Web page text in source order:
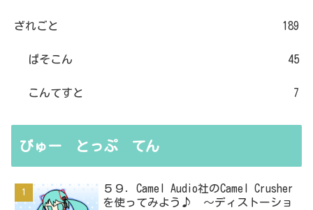
ざれごと 189
ぱそこん 45
こんてすと 7
びゅー とっぷ てん
５９．Camel Audio社のCamel Crusher
を使ってみよう♪ ～ディストーショ